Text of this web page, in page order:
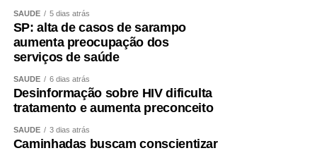
mais de R$ 4 milhões para serem investidos aqui.
Evidentemente, está acontecendo essa problemática, e
isso nos entristece, porque houve muito trabalho para
representantes da população, é continuar cobrando. Se a
empresa não dá conta de fazer, infelizmente terá que sair
trazer mais qualidade de vida para a nossa comunidade”,
SAÚDE 5 dias atrás
SP: alta de casos de sarampo
aumenta preocupação dos
serviços de saúde
SAÚDE 6 dias atrás
Desinformação sobre HIV dificulta
tratamento e aumenta preconceito
SAÚDE 3 dias atrás
Caminhadas buscam conscientizar